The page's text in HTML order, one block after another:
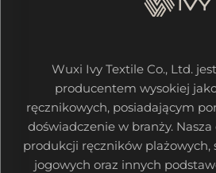
Wuxi Ivy Textile Co., Ltd.
producentem wysokiej
ręcznikowych, posiadającym
doświadczenie w branży.
produkcji ręczników plażowych,
jogowych oraz innych